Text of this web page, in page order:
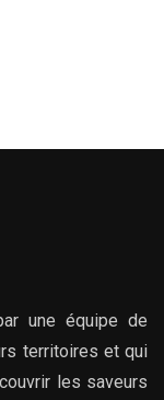
une équipe de
territoires et qui
les saveurs